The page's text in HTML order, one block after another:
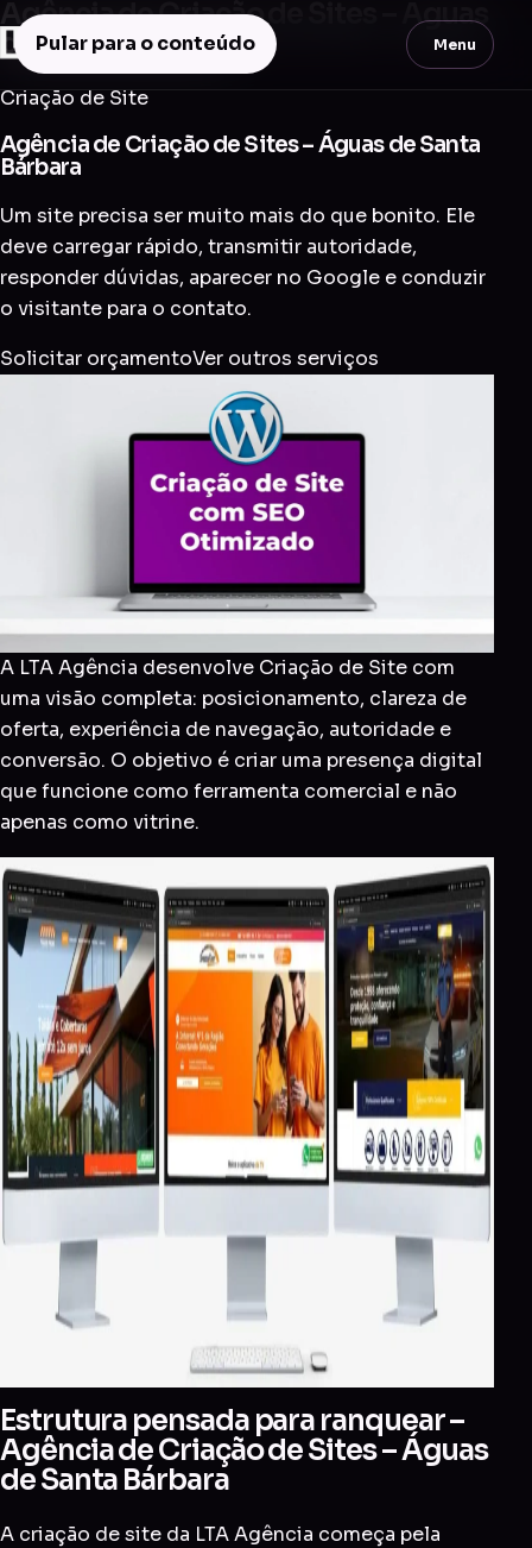
Pular para o conteúdo Menu
Agência de Criação de Sites – Águas
de Santa Bárbara
Criação de Site
Agência de Criação de Sites – Águas de Santa
Bárbara
Um site precisa ser muito mais do que bonito. Ele
deve carregar rápido, transmitir autoridade,
responder dúvidas, aparecer no Google e conduzir
o visitante para o contato.
Solicitar orçamentoVer outros serviços
A LTA Agência desenvolve Criação de Site com
uma visão completa: posicionamento, clareza de
oferta, experiência de navegação, autoridade e
conversão. O objetivo é criar uma presença digital
que funcione como ferramenta comercial e não
apenas como vitrine.
Estrutura pensada para ranquear –
Agência de Criação de Sites – Águas
de Santa Bárbara
A criação de site da LTA Agência começa pela